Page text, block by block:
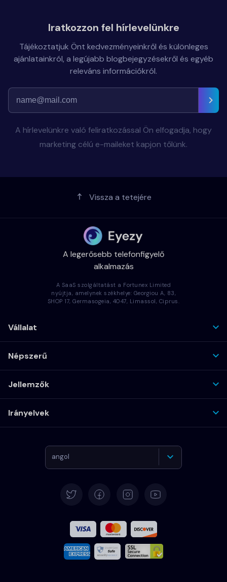
Iratkozzon fel hírlevelünkre
Tájékoztatjuk Önt kedvezményeinkről és különleges
ajánlatainkról, a legújabb blogbejegyzésekről és egyéb
releváns információkról.
A hírlevelünkre való feliratkozással Ön elfogadja, hogy
marketing célú e-maileket kapjon tőlünk.
Vissza a tetejére
A legerősebb telefonfigyelő
alkalmazás
A SaaS szolgáltatást a Fortunex Limited
nyújtja, amelynek székhelye: Georgiou A, 83,
SHOP 17, Germasogeia, 4047, Limassol, Ciprus.
Vállalat
Népszerű
Jellemzők
Irányelvek
angol
Francia
Olasz